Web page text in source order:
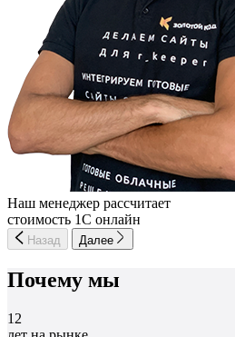
Наш менеджер рассчитает
стоимость 1С онлайн
Назад Далее
Почему мы
12